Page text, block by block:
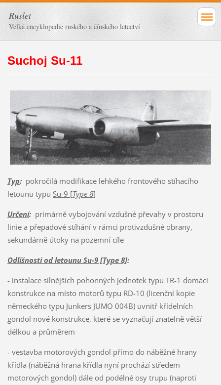
Ruslet
Velká encyklopedie ruského a čínského letectví
Suchoj Su-11
Typ:pokročilá modifikace lehkého frontového stíhacího
letounu typu Su-9 [Type 8]
Určení:primárně vybojování vzdušné převahy v prostoru
linie a přepadové stíhání v rámci protivzdušné obrany,
sekundárně útoky na pozemní cíle
Odlišnosti od letounu Su-9 [Type 8]:
- instalace silnějších pohonných jednotek typu TR-1 domácí
konstrukce na místo motorů typu RD-10 (licenční kopie
německého typu Junkers JUMO 004B) uvnitř křídelních
gondol nové konstrukce, které se vyznačují znatelně větší
délkou a průměrem
- vestavba motorových gondol přímo do náběžné hrany
křídla (náběžná hrana křídla nyní prochází středem
motorových gondol) dále od podélné osy trupu (naproti